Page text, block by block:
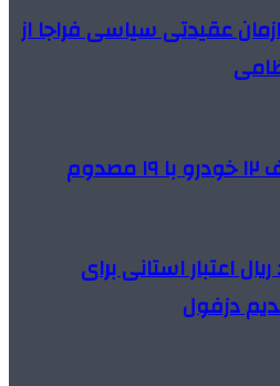
عقیدتی سیاسی فراجا از
ریال اعتبار استانی برای
دزفول